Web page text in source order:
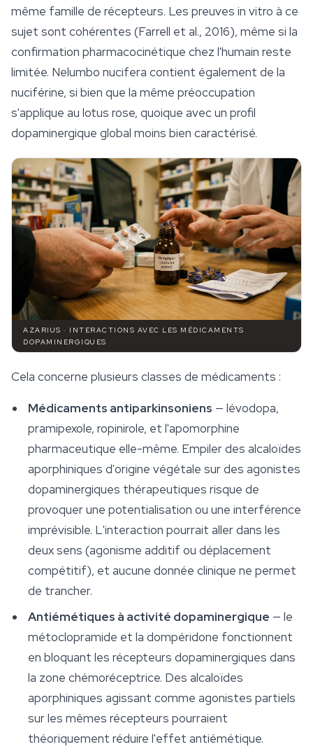
même famille de récepteurs. Les preuves in vitro à ce
sujet sont cohérentes (Farrell et al., 2016), même si la
confirmation pharmacocinétique chez l'humain reste
limitée. Nelumbo nucifera contient également de la
nuciférine, si bien que la même préoccupation
s'applique au lotus rose, quoique avec un profil
dopaminergique global moins bien caractérisé.
AZARIUS · INTERACTIONS AVEC LES MÉDICAMENTS
DOPAMINERGIQUES
Cela concerne plusieurs classes de médicaments :
Médicaments antiparkinsoniens — lévodopa,
pramipexole, ropinirole, et l'apomorphine
pharmaceutique elle-même. Empiler des alcaloïdes
aporphiniques d'origine végétale sur des agonistes
dopaminergiques thérapeutiques risque de
provoquer une potentialisation ou une interférence
imprévisible. L'interaction pourrait aller dans les
deux sens (agonisme additif ou déplacement
compétitif), et aucune donnée clinique ne permet
de trancher.
Antiémétiques à activité dopaminergique — le
métoclopramide et la dompéridone fonctionnent
en bloquant les récepteurs dopaminergiques dans
la zone chémoréceptrice. Des alcaloïdes
aporphiniques agissant comme agonistes partiels
sur les mêmes récepteurs pourraient
théoriquement réduire l'effet antiémétique.